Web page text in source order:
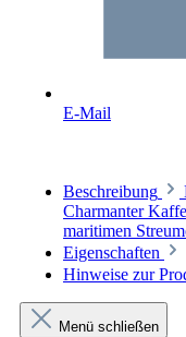
E-Mail
Beschreibung
Charmanter
maritimen
Eigenschaften
Hinweise zur
Menü schließen